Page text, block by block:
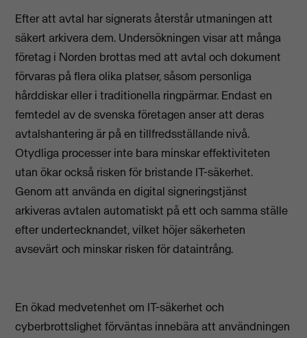
Efter att avtal har signerats återstår utmaningen att
säkert arkivera dem. Undersökningen visar att många
företag i Norden brottas med att avtal och dokument
förvaras på flera olika platser, såsom personliga
hårddiskar eller i traditionella ringpärmar. Endast en
femtedel av de svenska företagen anser att deras
avtalshantering är på en tillfredsställande nivå.
Otydliga processer inte bara minskar effektiviteten
utan ökar också risken för bristande IT-säkerhet.
Genom att använda en digital signeringstjänst
arkiveras avtalen automatiskt på ett och samma ställe
efter undertecknandet, vilket höjer säkerheten
avsevärt och minskar risken för dataintrång.
En ökad medvetenhet om IT-säkerhet och
cyberbrottslighet förväntas innebära att användningen